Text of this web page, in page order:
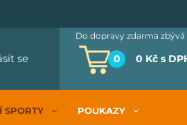
se 0 0 Kč s
Do dopravy zdarma zbývá
SPORTY POUKAZY